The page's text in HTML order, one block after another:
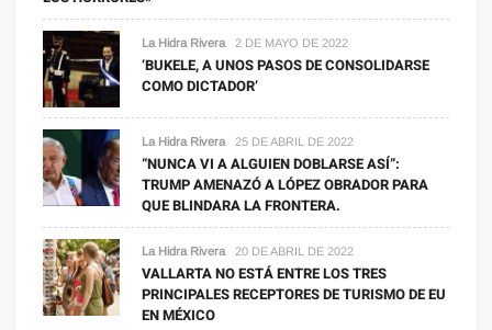
La Hidra Rivera 2 DE MAYO DE 2022
‘BUKELE, A UNOS PASOS DE CONSOLIDARSE
COMO DICTADOR’
La Hidra Rivera 25 DE ABRIL DE 2022
“NUNCA VI A ALGUIEN DOBLARSE ASÍ”:
TRUMP AMENAZÓ A LÓPEZ OBRADOR PARA
QUE BLINDARA LA FRONTERA.
La Hidra Rivera 20 DE ABRIL DE 2022
VALLARTA NO ESTÁ ENTRE LOS TRES
PRINCIPALES RECEPTORES DE TURISMO DE EU
EN MÉXICO